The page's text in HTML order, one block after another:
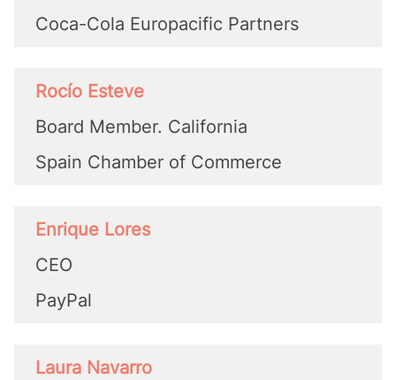
Coca-Cola Europacific Partners
Rocío Esteve
Board Member. California
Spain Chamber of Commerce
Enrique Lores
CEO
PayPal
Laura Navarro